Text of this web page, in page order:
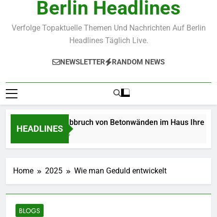
Berlin Headlines
Verfolge Topaktuelle Themen Und Nachrichten Auf Berlin
Headlines Täglich Live.
NEWSLETTER RANDOM NEWS
HEADLINES
Wie der Abbruch von Betonwänden im Haus Ihre
4 Weeks Ago
Home 2025 Wie man Geduld entwickelt
BLOGS